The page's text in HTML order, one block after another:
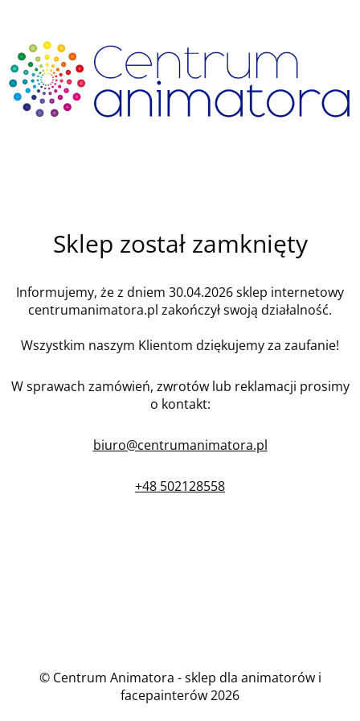
Sklep został zamknięty
Informujemy, że z dniem 30.04.2026 sklep internetowy
centrumanimatora.pl zakończył swoją działalność.
Wszystkim naszym Klientom dziękujemy za zaufanie!
W sprawach zamówień, zwrotów lub reklamacji prosimy
o kontakt:
biuro@centrumanimatora.pl
+48 502128558
© Centrum Animatora - sklep dla animatorów i
facepainterów 2026